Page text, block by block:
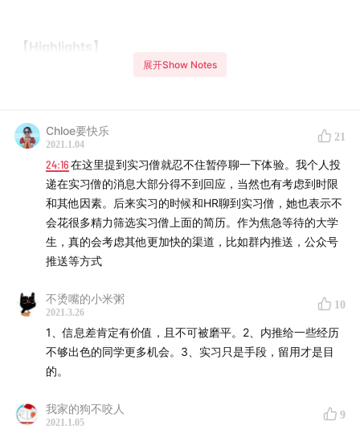
【Highlights】
10:03
求职辅导、实习内推与付费实习，三个概念的模糊
与差异
信息差的价值 ：扩大它还是抹平它？
以万元级美元计算的外资投行求职辅导：买的是什
一小段没什么用的简历辅导经历：在焦虑之后假装
公司？什么是好工作？
展开Show Notes
Chloe要快乐
2021.1.04
21
24:16在这里提到实习僧就忍不住暂停聊一下体验。我个人投
递在实习僧的消息大部分得不到回应，当然也有考虑到时限
和其他因素。后来实习的时候和HR聊到实习僧，她也表示不
会花很多精力筛选实习僧上面的简历。作为焦急等待的大学
生，真的会考虑其他更加快的渠道，比如群内推送，公众号
推送等方式
不烫嘴的小米粥
2021.3.26
10
1、信息差肯定有价值，且不可被磨平。2、内推给一些经历
不够出色的同学更多机会。3、实习只是手段，留用才是目
的。
我家的狗不咬人
2021.1.05
9